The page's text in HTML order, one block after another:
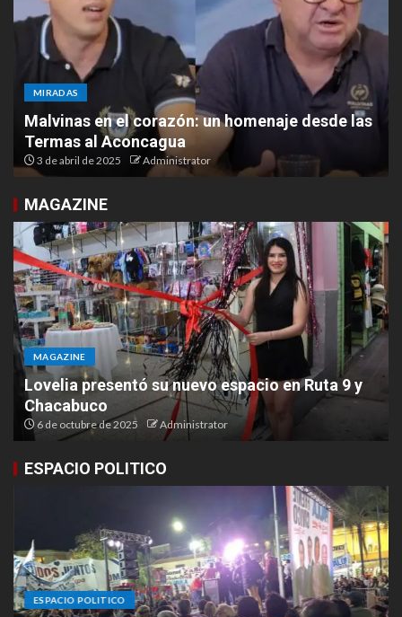
MIRADAS
Malvinas en el corazón: un homenaje desde las
Termas al Aconcagua
3 de abril de 2025 Administrator
MAGAZINE
MAGAZINE
Lovelia presentó su nuevo espacio en Ruta 9 y
Chacabuco
6 de octubre de 2025 Administrator
ESPACIO POLITICO
ESPACIO POLITICO